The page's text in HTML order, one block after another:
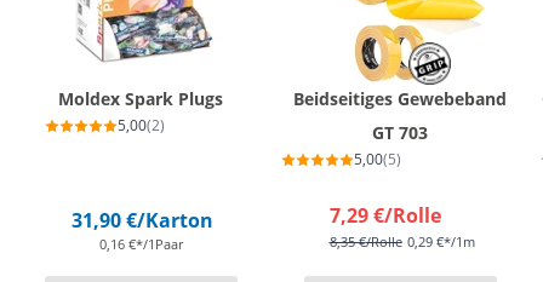
Moldex Spark Plugs
5,00(2)
31,90 €/Karton
0,16 €*/1Paar
Beidseitiges Gewebeband
GT 703
5,00(5)
7,29 €/Rolle
8,35 €/Rolle 0,29 €*/1m